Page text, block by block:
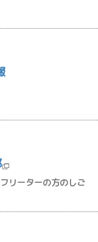
リーターの方のしご